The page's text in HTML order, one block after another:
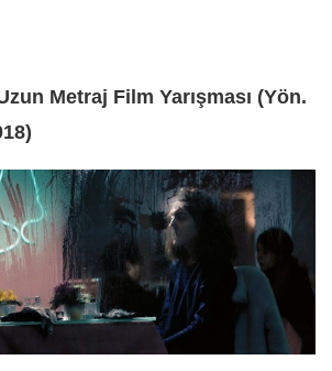
Metraj Film Yarışması (Yön.